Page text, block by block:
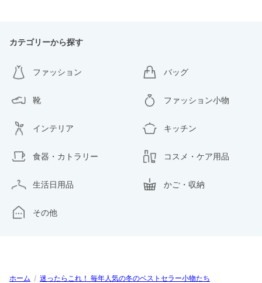
カテゴリーから探す
ファッション バッグ
靴 ファッション小物
インテリア キッチン
食器・カトラリー コスメ・ケア用品
生活日用品 かご・収納
その他
ホーム / 迷ったらこれ！ 毎年人気の冬のベストセラー小物たち